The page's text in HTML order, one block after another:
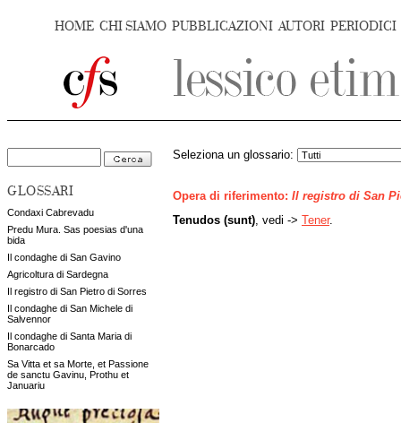
HOME CHI SIAMO PUBBLICAZIONI AUTORI PERIODICI
GLOSSARI
Condaxi Cabrevadu
Predu Mura. Sas poesias d'una
bida
Il condaghe di San Gavino
Agricoltura di Sardegna
Il registro di San Pietro di Sorres
Il condaghe di San Michele di
Salvennor
Il condaghe di Santa Maria di
Bonarcado
Sa Vitta et sa Morte, et Passione
de sanctu Gavinu, Prothu et
Januariu
Seleziona un glossario:
Opera di riferimento: Il registro di San
Tenudos (sunt) , vedi -> Tener.